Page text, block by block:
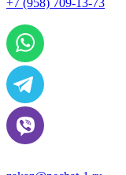
+7 (958) 709-13-73